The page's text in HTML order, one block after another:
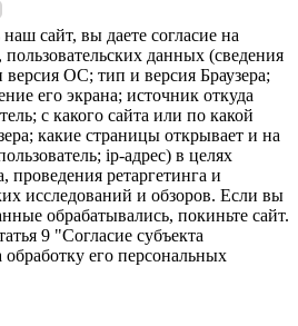
сайт, вы даете согласие на
данных (сведения
ОС; тип и версия Браузера;
его экрана; источник откуда
с какого сайта или по какой
какие страницы открывает и на
ip-адрес) в целях
проведения ретаргетинга и
исследований и обзоров. Если вы
обрабатывались, покиньте сайт.
9 "Согласие субъекта
его персональных